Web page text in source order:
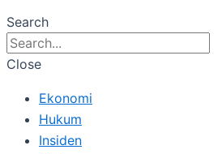
Search
Close
Ekonomi
Hukum
Insiden